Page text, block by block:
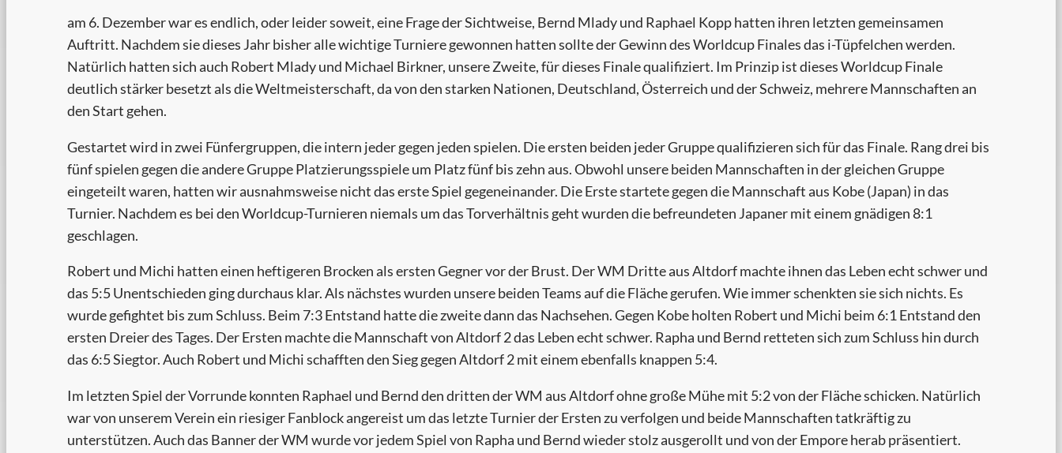
am 6. Dezember war es endlich, oder leider soweit, eine Frage der Sichtweise, Bernd Mlady und Raphael Kopp hatten ihren letzten gemeinsamen
Auftritt. Nachdem sie dieses Jahr bisher alle wichtige Turniere gewonnen hatten sollte der Gewinn des Worldcup Finales das i-Tüpfelchen werden.
Natürlich hatten sich auch Robert Mlady und Michael Birkner, unsere Zweite, für dieses Finale qualifiziert. Im Prinzip ist dieses Worldcup Finale
deutlich stärker besetzt als die Weltmeisterschaft, da von den starken Nationen, Deutschland, Österreich und der Schweiz, mehrere Mannschaften an
den Start gehen.
Gestartet wird in zwei Fünfergruppen, die intern jeder gegen jeden spielen. Die ersten beiden jeder Gruppe qualifizieren sich für das Finale. Rang drei bis
fünf spielen gegen die andere Gruppe Platzierungsspiele um Platz fünf bis zehn aus. Obwohl unsere beiden Mannschaften in der gleichen Gruppe
eingeteilt waren, hatten wir ausnahmsweise nicht das erste Spiel gegeneinander. Die Erste startete gegen die Mannschaft aus Kobe (Japan) in das
Turnier. Nachdem es bei den Worldcup-Turnieren niemals um das Torverhältnis geht wurden die befreundeten Japaner mit einem gnädigen 8:1
geschlagen.
Robert und Michi hatten einen heftigeren Brocken als ersten Gegner vor der Brust. Der WM Dritte aus Altdorf machte ihnen das Leben echt schwer und
das 5:5 Unentschieden ging durchaus klar. Als nächstes wurden unsere beiden Teams auf die Fläche gerufen. Wie immer schenkten sie sich nichts. Es
wurde gefightet bis zum Schluss. Beim 7:3 Entstand hatte die zweite dann das Nachsehen. Gegen Kobe holten Robert und Michi beim 6:1 Entstand den
ersten Dreier des Tages. Der Ersten machte die Mannschaft von Altdorf 2 das Leben echt schwer. Rapha und Bernd retteten sich zum Schluss hin durch
das 6:5 Siegtor. Auch Robert und Michi schafften den Sieg gegen Altdorf 2 mit einem ebenfalls knappen 5:4.
Im letzten Spiel der Vorrunde konnten Raphael und Bernd den dritten der WM aus Altdorf ohne große Mühe mit 5:2 von der Fläche schicken. Natürlich
war von unserem Verein ein riesiger Fanblock angereist um das letzte Turnier der Ersten zu verfolgen und beide Mannschaften tatkräftig zu
unterstützen. Auch das Banner der WM wurde vor jedem Spiel von Rapha und Bernd wieder stolz ausgerollt und von der Empore herab präsentiert.